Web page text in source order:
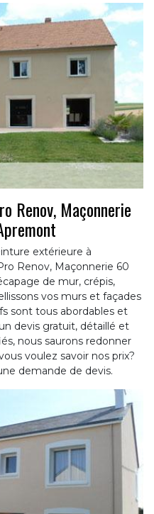
Renov, Maçonnerie
extérieure à
Renov, Maçonnerie 60
de mur, crépis,
vos murs et façades
sont tous abordables et
devis gratuit, détaillé et
nous saurons redonner
voulez savoir nos prix?
demande de devis.